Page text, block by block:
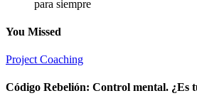
para siempre
You Missed
Project Coaching
Código Rebelión: Control mental. ¿Es